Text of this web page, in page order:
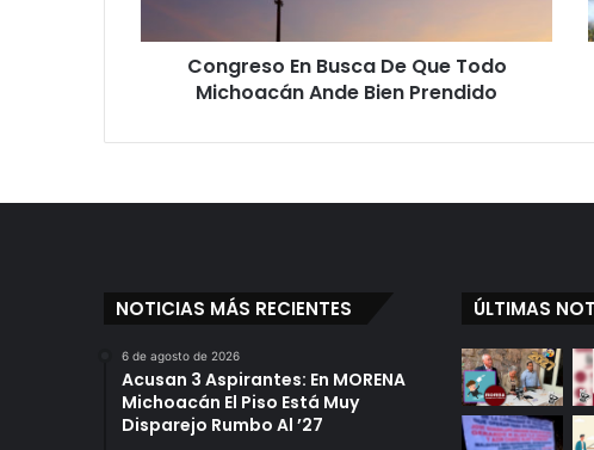
Bien
PrendidoCongreso En Busca De Que Todo
Michoacán Ande Bien Prendido
NOTICIAS MÁS RECIENTES
6 de agosto de 2026
Acusan 3 Aspirantes: En MORENA
Michoacán El Piso Está Muy
Disparejo Rumbo Al ’27
ÚLTIMAS